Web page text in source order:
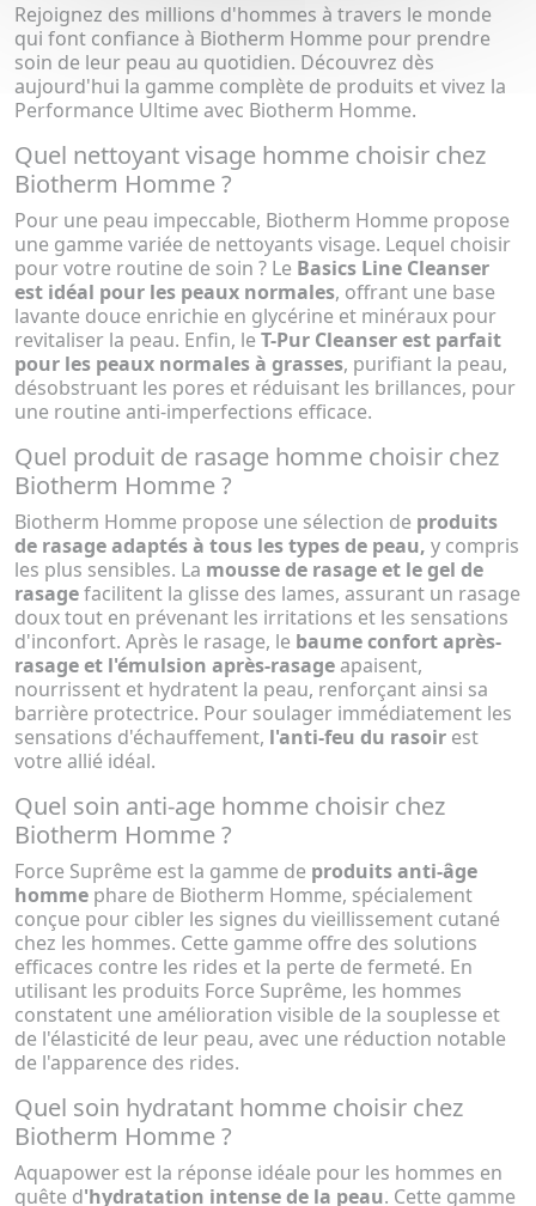
Rejoignez des millions d'hommes à travers le monde
qui font confiance à Biotherm Homme pour prendre
soin de leur peau au quotidien. Découvrez dès
aujourd'hui la gamme complète de produits et vivez la
Performance Ultime avec Biotherm Homme.
Quel nettoyant visage homme choisir chez
Biotherm Homme ?
Pour une peau impeccable, Biotherm Homme propose
une gamme variée de nettoyants visage. Lequel choisir
pour votre routine de soin ? Le Basics Line Cleanser
est idéal pour les peaux normales, offrant une base
lavante douce enrichie en glycérine et minéraux pour
revitaliser la peau. Enfin, le T-Pur Cleanser est parfait
pour les peaux normales à grasses, purifiant la peau,
désobstruant les pores et réduisant les brillances, pour
une routine anti-imperfections efficace.
Quel produit de rasage homme choisir chez
Biotherm Homme ?
Biotherm Homme propose une sélection de produits
de rasage adaptés à tous les types de peau, y compris
les plus sensibles. La mousse de rasage et le gel de
rasagefacilitent la glisse des lames, assurant un rasage
doux tout en prévenant les irritations et les sensations
d'inconfort. Après le rasage, le baume confort après-
rasage et l'émulsion après-rasage apaisent,
nourrissent et hydratent la peau, renforçant ainsi sa
barrière protectrice. Pour soulager immédiatement les
sensations d'échauffement, l'anti-feu du rasoir est
votre allié idéal.
Quel soin anti-age homme choisir chez
Biotherm Homme ?
Force Suprême est la gamme de produits anti-âge
homme phare de Biotherm Homme, spécialement
conçue pour cibler les signes du vieillissement cutané
chez les hommes. Cette gamme offre des solutions
efficaces contre les rides et la perte de fermeté. En
utilisant les produits Force Suprême, les hommes
constatent une amélioration visible de la souplesse et
de l'élasticité de leur peau, avec une réduction notable
de l'apparence des rides.
Quel soin hydratant homme choisir chez
Biotherm Homme ?
Aquapower est la réponse idéale pour les hommes en
quête d'hydratation intense de la peau. Cette gamme